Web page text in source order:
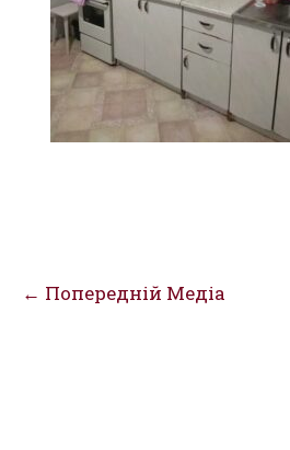
Навігація
← Попередній Медіа